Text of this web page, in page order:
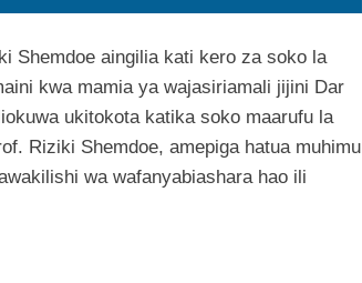
Shemdoe aingilia kati kero za soko la
kwa mamia ya wajasiriamali jijini Dar
ukitokota katika soko maarufu la
Riziki Shemdoe, amepiga hatua muhimu
wa wafanyabiashara hao ili